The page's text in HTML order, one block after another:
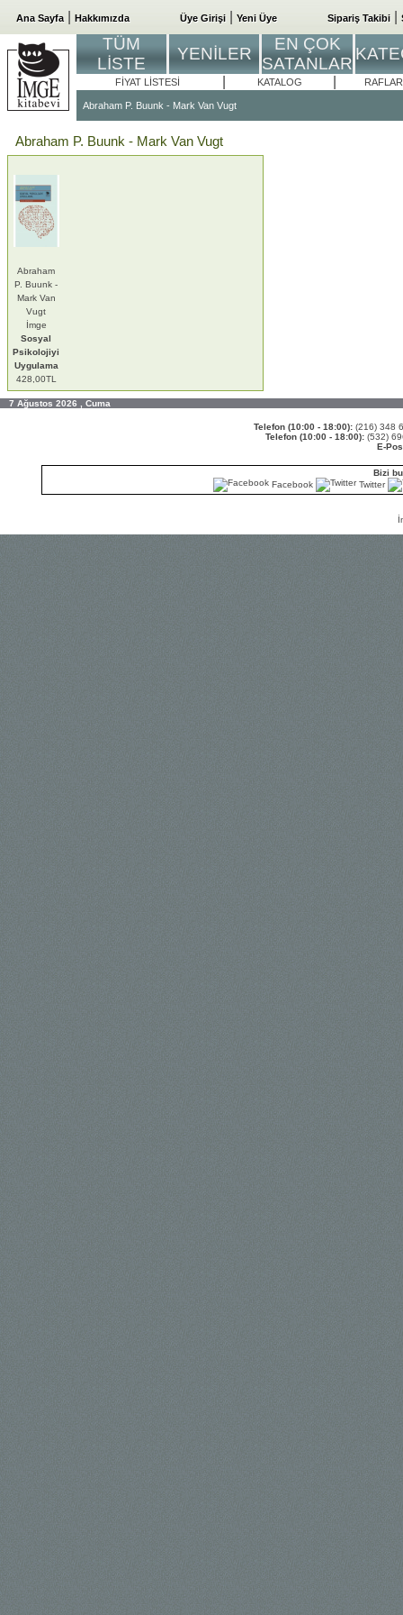
Ana Sayfa Hakkımızda Üye Girişi Yeni Üye Sipariş Takibi
TÜM
LİSTE
YENİLER
EN ÇOK
SATANLAR
FİYAT LİSTESİ KATALOG RAFLAR
Abraham P. Buunk - Mark Van Vugt
Abraham P. Buunk - Mark Van Vugt
Abraham
P. Buunk -
Mark Van
Vugt
İmge
Sosyal
Psikolojiyi
Uygulama
428,00TL
7 Ağustos 2026 , Cuma
Telefon (10:00 - 18:00):(216)
Telefon (10:00 - 18:00): (532)
E-
Bizi
Facebook
Twitter